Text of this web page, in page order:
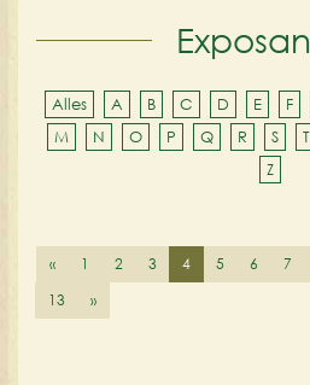
Alles A B C D E F
M
N O P Q R S T
Z
« 1 2 3 4 5 6 7
13
»